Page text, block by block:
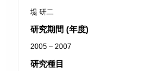
堤 研二
研究期間 (年度)
2005 – 2007
研究種目